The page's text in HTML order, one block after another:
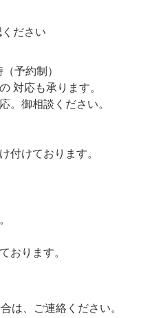
ださい
予約制）
対応も承ります。
。御相談ください。
付けております。
おります。
は、ご連絡ください。